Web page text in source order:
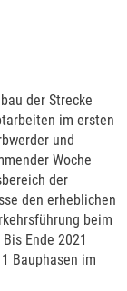
der Strecke
im ersten
und
Woche
der
den erheblichen
beim
Ende 2021
Bauphasen im